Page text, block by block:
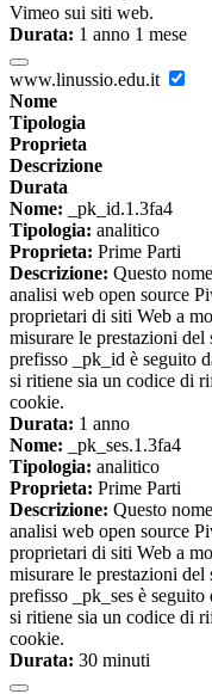
Vimeo sui siti web.
Durata: 1 anno 1 mese
www.linussio.edu.it
Nome
Tipologia
Proprieta
Descrizione
Durata
Nome: _pk_id.1.3fa4
Tipologia: analitico
Proprieta: Prime Parti
Descrizione: Questo
analisi web open source
proprietari di siti Web a
misurare le prestazioni
prefisso _pk_id è seguito
si ritiene sia un codice di
cookie.
Durata: 1 anno
Nome: _pk_ses.1.3fa4
Tipologia: analitico
Proprieta: Prime Parti
Descrizione: Questo
analisi web open source
proprietari di siti Web a
misurare le prestazioni
prefisso _pk_ses è
si ritiene sia un codice di
cookie.
Durata: 30 minuti